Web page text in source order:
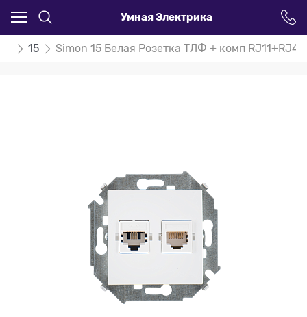
Умная Электрика
15 Simon 15 Белая Розетка ТЛФ + комп RJ11+RJ45